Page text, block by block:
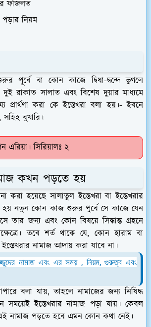
ফজিলত
পড়ার নিয়ম
বা কোন কাজে দ্বিধা-দ্বন্দে ভুগলে
রাকাত সালাত এবং বিশেষ দুয়ার মাধ্যমে
প্রার্থণা করা কে ইস্তেখরা বলা হয়।- ইবনে
বুখারি।
এরিয়া। সিরিয়ালঃ ২
কখন পড়তে হয়
করা হয়েছে সালাতুল ইস্তেখরা বা ইস্তেখরার
নতুন কোন কাজ শুরুর পুর্বে সে কাজে যেন
জন্য এবং কোন বিষয়ে সিদ্ধান্ত গ্রহনে
তবে শর্ত থাকে যে, কোন হারাম বা
নামাজ আদায় করা যাবে না।
নামাজ এবং এর সময় , নিয়ম, গুরুত্ব এবং
বলা যায়, তাহলে নামাজের জন্য নিষিদ্ধ
সময়েই ইস্তেখরার নামাজ পড়া যায়। কেবল
নামাজ পড়তে হবে এমন কোন কথা নেই।